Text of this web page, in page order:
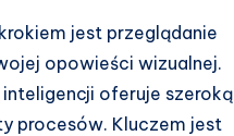
jest przeglądanie
opowieści wizualnej.
oferuje szeroką
procesów. Kluczem jest